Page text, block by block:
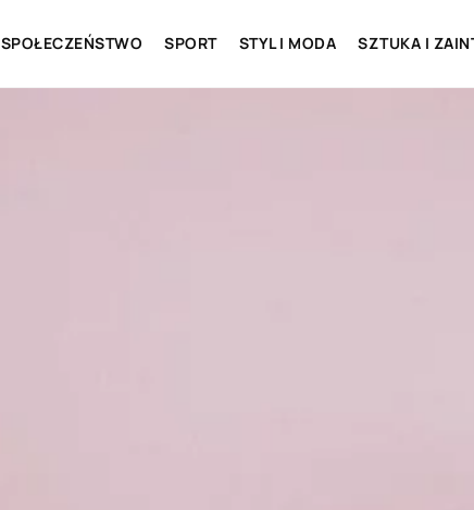
SPOŁECZEŃSTWO SPORT STYL I MODA SZTUKA I